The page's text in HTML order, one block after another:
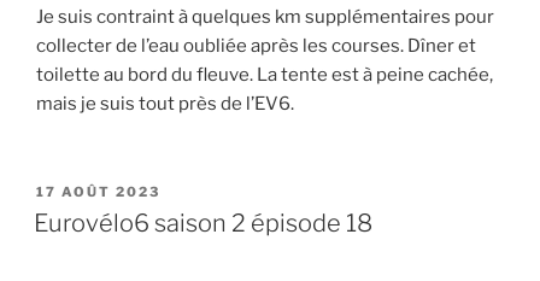
Je suis contraint à quelques km supplémentaires pour
collecter de l’eau oubliée après les courses. Dîner et
toilette au bord du fleuve. La tente est à peine cachée,
mais je suis tout près de l’EV6.
PUBLIÉ
LE
17 AOÛT 2023
Eurovélo6 saison 2 épisode 18